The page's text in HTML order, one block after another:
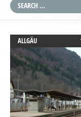
ALLGÄU
BAYERN
CHANCENGLEICHHEIT
MOBILITÄT UND VERKEHR
PRESSEMITTEILUNG